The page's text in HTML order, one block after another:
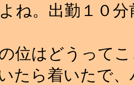
ね。出勤１０
の位はどうっ
たら着いたで